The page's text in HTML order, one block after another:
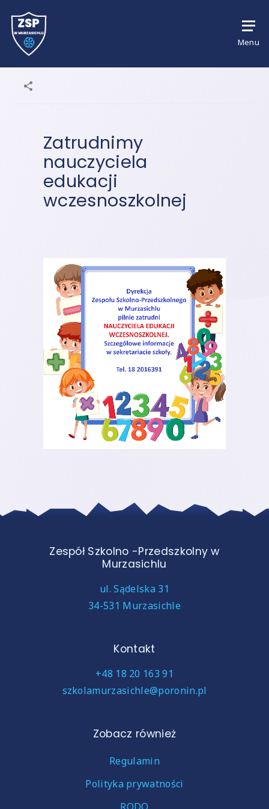
Menu
Zatrudnimy
nauczyciela
edukacji
wczesnoszkolnej
Zespół Szkolno -Przedszkolny w
Murzasichlu
ul. Sądelska 31
34-531 Murzasichle
Kontakt
+48 18 20 163 91
szkolamurzasichle@poronin.pl
Zobacz również
Regulamin
Polityka prywatności
RODO